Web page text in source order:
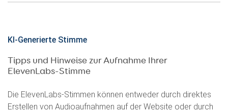
KI-Generierte Stimme
Tipps und Hinweise zur Aufnahme Ihrer
ElevenLabs-Stimme
Die ElevenLabs-Stimmen können entweder durch direktes
Erstellen von Audioaufnahmen auf der Website oder durch